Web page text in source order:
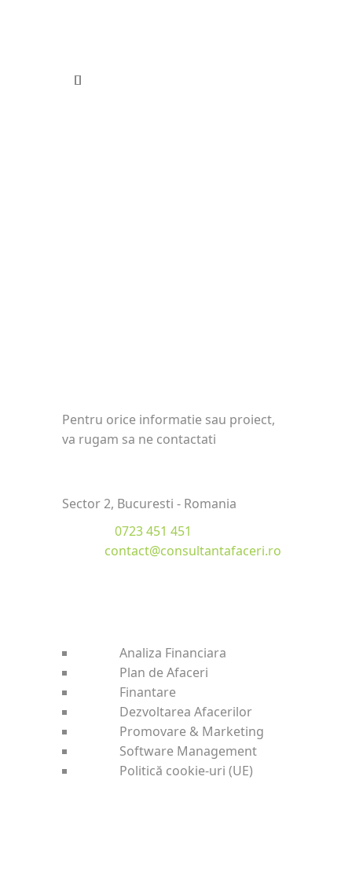
Pentru orice informatie sau proiect,
va rugam sa ne contactati
Sector 2, Bucuresti - Romania
0723 451 451
contact@consultantafaceri.ro
Analiza Financiara
Plan de Afaceri
Finantare
Dezvoltarea Afacerilor
Promovare & Marketing
Software Management
Politică cookie-uri (UE)